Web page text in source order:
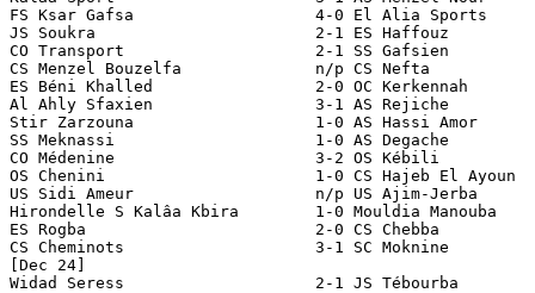
FS Ksar Gafsa			4-0 El Alia Sports
JS Soukra			2-1 ES Haffouz
CO Transport			2-1 SS Gafsien
CS Menzel Bouzelfa		n/p CS Nefta				[CS Nefta withdrew]
ES Béni Khalled			2-0 OC Kerkennah
Al Ahly Sfaxien			3-1 AS Rejiche
Stir Zarzouna			1-0 AS Hassi Amor
SS Meknassi			1-0 AS Degache
CO Médenine			3-2 OS Kébili
OS Chenini			1-0 CS Hajeb El Ayoun
US Sidi Ameur			n/p US Ajim-Jerba			[Ajim-Jerba withdrew]
Hirondelle S Kalâa Kbira	1-0 Mouldia Manouba
ES Rogba			2-0 CS Chebba
CS Cheminots			3-1 SC Moknine
[Dec 24]
Widad Seress		        2-1 JS Tébourba